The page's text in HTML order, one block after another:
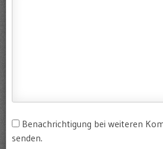
Benachrichtigung bei weiteren
senden.